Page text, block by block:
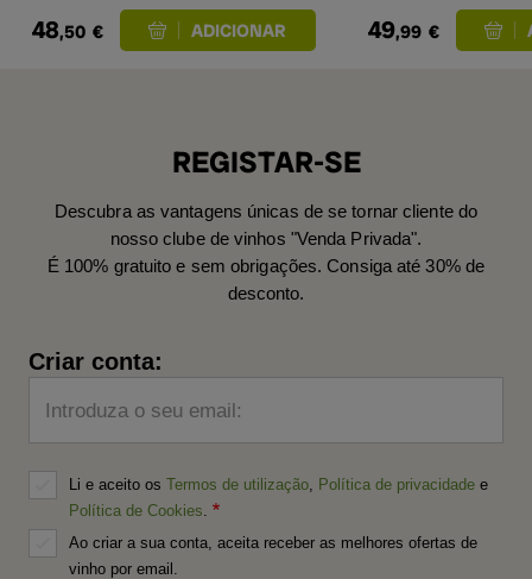
48,50 € 49,99 €
REGISTAR-SE
Descubra as vantagens únicas de se tornar cliente do
nosso clube de vinhos "Venda Privada".
É 100% gratuito e sem obrigações. Consiga até 30% de
desconto.
Criar conta:
Introduza o seu email:
Li e aceito os Termos de utilização Política de privacidade e
Política de Cookies
Ao criar a sua conta, aceita receber as melhores ofertas de
vinho por email.